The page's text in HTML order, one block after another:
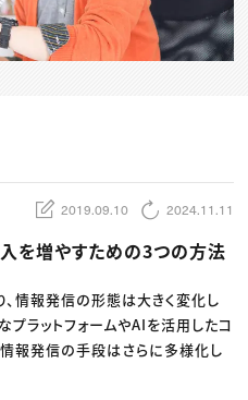
2019.09.10 2024.11.11
を増やすための3つの方法
情報発信の形態は大きく変化し
プラットフォームやAIを活用したコ
報発信の手段はさらに多様化し